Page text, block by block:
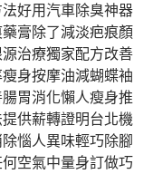
好用汽車除臭神器
膏除了減淡疤痕顏
治療獨家配方改善
身按摩油減蝴蝶袖
胃消化懶人瘦身推
供薪轉證明台北機
惱人異味輕巧除腳
空氣中量身訂做巧